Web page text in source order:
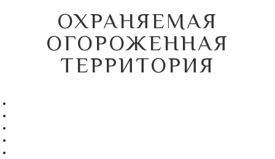
ОХРАНЯЕМАЯ
ОГОРОЖЕННАЯ
ТЕРРИТОРИЯ